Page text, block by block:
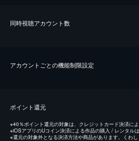
同時視聴アカウント数
アカウントごとの機能制限設定
ポイント還元
※40％ポイント還元の対象は、クレジットカード決済に
※iOSアプリのUコイン決済による作品の購入 / レンタル
※還元の対象外となる決済方法や商品があります。くわし